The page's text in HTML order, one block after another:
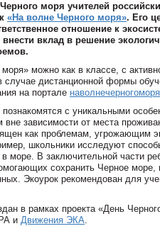
моря учителей
«На волне Черного моря». Его
отношение к
вклад в решение
можно как в классе, с
случае дистанционной формы
на портале
познакомятся с уникальными
вне зависимости от места
как проблемам, угрожающим
школьники исследуют
море. В заключительной части
сохранить Черное море,
Экоурок рекомендован для
в рамках проекта «День
и Движения ЭКА.